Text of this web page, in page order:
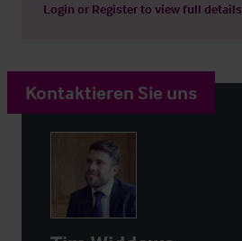
Login or Registerto view full details
Kontaktieren Sie uns